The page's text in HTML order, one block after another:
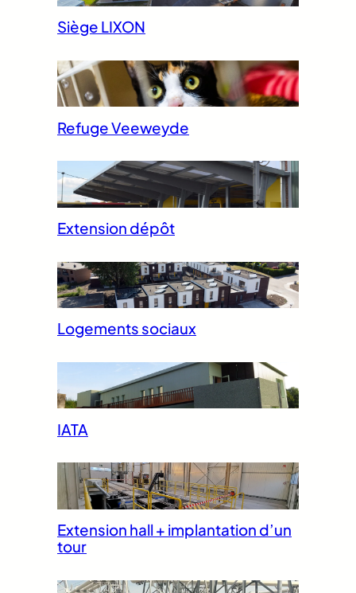
Siège LIXON
Refuge Veeweyde
Extension dépôt
Logements sociaux
IATA
Extension hall + implantation d’un
tour